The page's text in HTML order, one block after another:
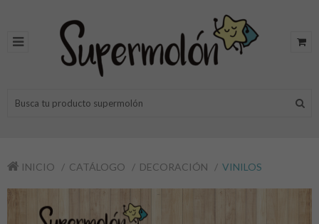
INICIO CATÁLOGO DECORACIÓN VINILOS